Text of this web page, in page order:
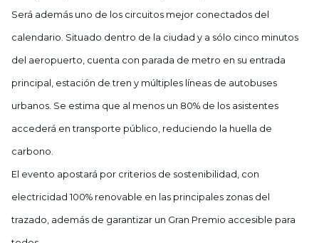
Será además uno de los circuitos mejor conectados del
calendario. Situado dentro de la ciudad y a sólo cinco minutos
del aeropuerto, cuenta con parada de metro en su entrada
principal, estación de tren y múltiples líneas de autobuses
urbanos. Se estima que al menos un 80% de los asistentes
accederá en transporte público, reduciendo la huella de
carbono.
El evento apostará por criterios de sostenibilidad, con
electricidad 100% renovable en las principales zonas del
trazado, además de garantizar un Gran Premio accesible para